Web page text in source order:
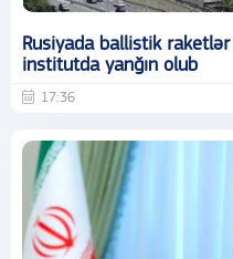
Rusiyada ballistik
institutda yanğın olub
17:36